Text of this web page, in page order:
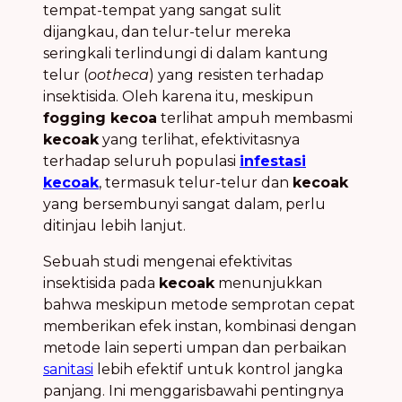
tempat-tempat yang sangat sulit
dijangkau, dan telur-telur mereka
seringkali terlindungi di dalam kantung
telur (ootheca) yang resisten terhadap
insektisida. Oleh karena itu, meskipun
fogging kecoa terlihat ampuh membasmi
kecoakyang terlihat, efektivitasnya
terhadap seluruh populasi infestasi
kecoak, termasuk telur-telur dan kecoak
yang bersembunyi sangat dalam, perlu
ditinjau lebih lanjut.
Sebuah studi mengenai efektivitas
insektisida pada kecoakmenunjukkan
bahwa meskipun metode semprotan cepat
memberikan efek instan, kombinasi dengan
metode lain seperti umpan dan perbaikan
sanitasi lebih efektif untuk kontrol jangka
panjang. Ini menggarisbawahi pentingnya